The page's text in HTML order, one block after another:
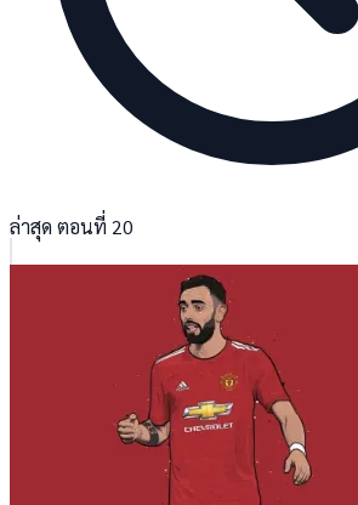
ล่าสุด ตอนที่ 20